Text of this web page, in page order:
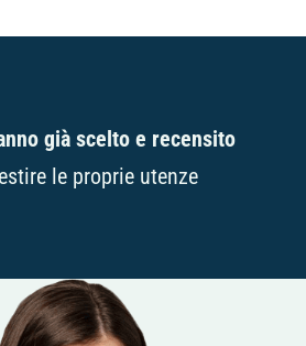
già scelto e recensito
le proprie utenze